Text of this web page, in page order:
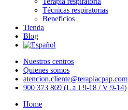
Técnicas respiratorias
Beneficios
Tienda
Blog
Nuestros centros
Quienes somos
atencion.cliente@terapiacpap.com
900 373 869 (L a J 9-18 / V 9-14)
Home